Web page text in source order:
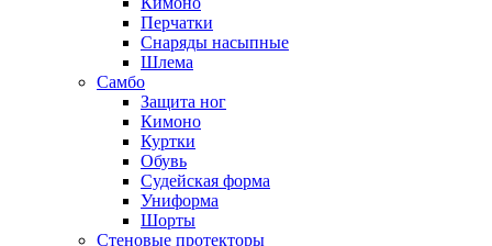
Перчатки
Снаряды насыпные
Шлема
Самбо
Защита ног
Кимоно
Куртки
Обувь
Судейская форма
Униформа
Шорты
Стеновые протекторы